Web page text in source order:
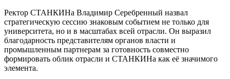
Ректор СТАНКИНа Владимир Серебренный назвал
стратегическую сессию знаковым событием не только для
университета, но и в масштабах всей отрасли. Он выразил
благодарность представителям органов власти и
промышленным партнерам за готовность совместно
формировать облик отрасли и СТАНКИНа как её значимого
элемента.